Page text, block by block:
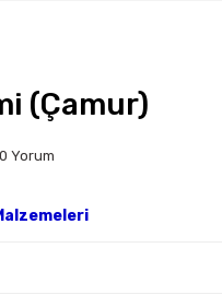
(Çamur)
Yorum